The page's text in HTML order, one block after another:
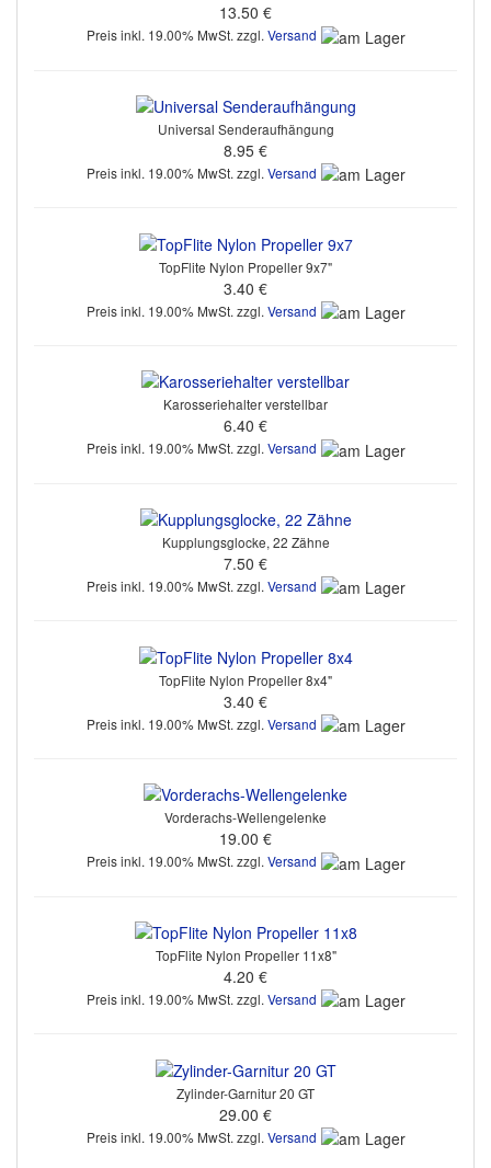
13.50 €
Preis inkl. 19.00% MwSt. zzgl.Versand
Universal Senderaufhängung
8.95 €
Preis inkl. 19.00% MwSt. zzgl. Versand
TopFlite Nylon Propeller 9x7"
3.40 €
Preis inkl. 19.00% MwSt. zzgl. Versand
Karosseriehalter verstellbar
6.40 €
Preis inkl. 19.00% MwSt. zzgl. Versand
Kupplungsglocke, 22 Zähne
7.50 €
Preis inkl. 19.00% MwSt. zzgl. Versand
TopFlite Nylon Propeller 8x4"
3.40 €
Preis inkl. 19.00% MwSt. zzgl. Versand
Vorderachs-Wellengelenke
19.00 €
Preis inkl. 19.00% MwSt. zzgl. Versand
TopFlite Nylon Propeller 11x8"
4.20 €
Preis inkl. 19.00% MwSt. zzgl. Versand
Zylinder-Garnitur 20 GT
29.00 €
Preis inkl. 19.00% MwSt. zzgl. Versand